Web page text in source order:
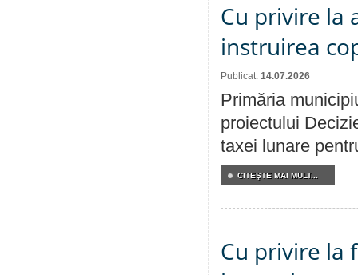
Cu privire la
instruirea
Publicat: 14.07.2026
Primăria
proiectului
taxei lunare
CITEŞTE MAI MULT...
Cu privire la